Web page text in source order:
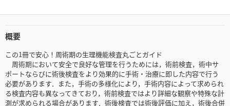
概要
この1冊で安心！周術期の生理機能検査丸ごとガイド
周術期において安全で良好な管理を行うためには，術前検査，術中サ
ポートならびに術後検査をより効果的に手術・治療に即した内容で行う
必要があります．また，手術の多様化により，手術内容によって求められ
る検査内容も異なってきており，術前検査ではより詳細な観察や特殊な計
測が求められる場合があります．術後検査では術後評価に加え，術後合併